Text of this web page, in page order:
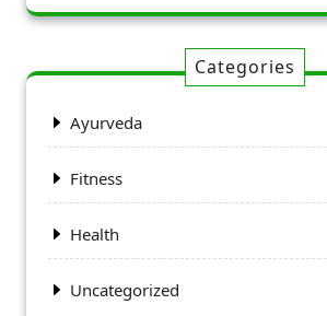
Categories
Ayurveda
Fitness
Health
Uncategorized